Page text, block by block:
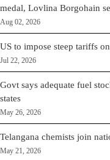
medal, Lovlina Borgohain
Aug 02, 2026
US to impose steep tariffs
Jul 22, 2026
Govt says adequate fuel
states
May 26, 2026
Telangana chemists join
May 21, 2026